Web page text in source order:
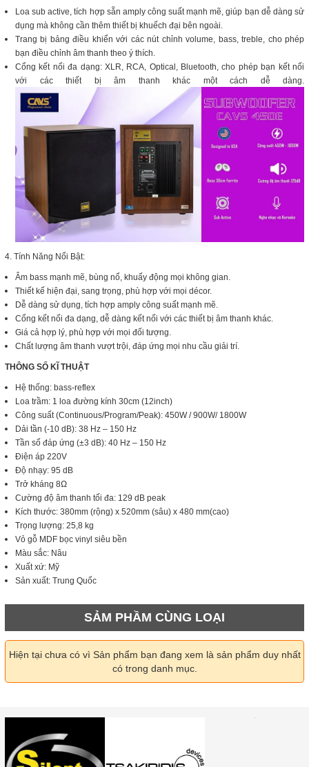
Loa sub active, tích hợp sẵn amply công suất mạnh mẽ, giúp bạn dễ dàng sử
dụng mà không cần thêm thiết bị khuếch đại bên ngoài.
Trang bị bảng điều khiển với các nút chỉnh volume, bass, treble, cho phép
bạn điều chỉnh âm thanh theo ý thích.
Cổng kết nối đa dạng: XLR, RCA, Optical, Bluetooth, cho phép bạn kết nối
với các thiết bị âm thanh khác một cách dễ dàng.
4. Tính Năng Nổi Bật:
Âm bass mạnh mẽ, bùng nổ, khuấy động mọi không gian.
Thiết kế hiện đại, sang trọng, phù hợp với mọi décor.
Dễ dàng sử dụng, tích hợp amply công suất mạnh mẽ.
Cổng kết nối đa dạng, dễ dàng kết nối với các thiết bị âm thanh khác.
Giá cả hợp lý, phù hợp với mọi đối tượng.
Chất lượng âm thanh vượt trội, đáp ứng mọi nhu cầu giải trí.
THÔNG SỐ KĨ THUẬT
Hệ thống: bass-reflex
Loa trầm: 1 loa đường kính 30cm (12inch)
Công suất (Continuous/Program/Peak): 450W / 900W/ 1800W
Dải tần (-10 dB): 38 Hz – 150 Hz
Tần số đáp ứng (±3 dB): 40 Hz – 150 Hz
Điện áp 220V
Độ nhạy: 95 dB
Trở kháng 8Ω
Cường độ âm thanh tối đa: 129 dB peak
Kích thước: 380mm (rộng) x 520mm (sâu) x 480 mm(cao)
Trọng lượng: 25,8 kg
Vỏ gỗ MDF bọc vinyl siêu bền
Màu sắc: Nâu
Xuất xứ: Mỹ
Sản xuất: Trung Quốc
SẢM PHẦM CÙNG LOẠI
Hiện tại chưa có vì Sản phẩm bạn đang xem là sản phẩm duy nhất
có trong danh mục.